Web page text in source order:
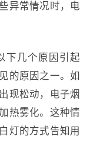
异常情况时，电
下几个原因引起
的原因之一。如
现松动，电子烟
热雾化。这种情
灯的方式告知用